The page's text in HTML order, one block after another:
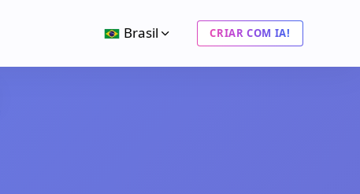
Brasil CRIAR COM IA!